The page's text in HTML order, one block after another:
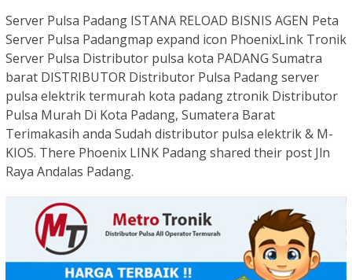
Server Pulsa Padang ISTANA RELOAD BISNIS AGEN Peta
Server Pulsa Padangmap expand icon PhoenixLink Tronik
Server Pulsa Distributor pulsa kota PADANG Sumatra
barat DISTRIBUTOR Distributor Pulsa Padang server
pulsa elektrik termurah kota padang ztronik Distributor
Pulsa Murah Di Kota Padang, Sumatera Barat
Terimakasih anda Sudah distributor pulsa elektrik & M-
KIOS. There Phoenix LINK Padang shared their post Jln
Raya Andalas Padang.